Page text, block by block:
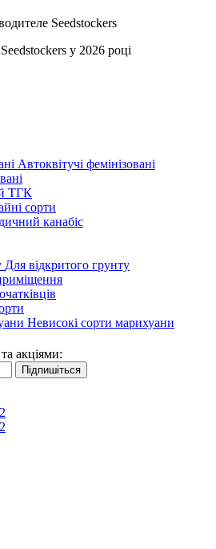
Seedstockers
у 2026 році
Автоквітучі фемінізовані
ТГК
сорти
канабіс
Для відкритого грунту
Невисокі сорти марихуани
акціями:
Підпишіться